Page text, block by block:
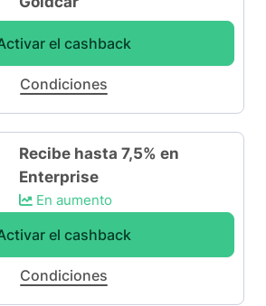
el cashback
Condiciones
Recibe hasta 7,5% en
Enterprise
En aumento
el cashback
Condiciones